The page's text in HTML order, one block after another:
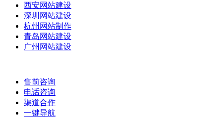
西安网站建设
深圳网站建设
杭州网站制作
青岛网站建设
广州网站建设
售前咨询
电话咨询
渠道合作
一键导航